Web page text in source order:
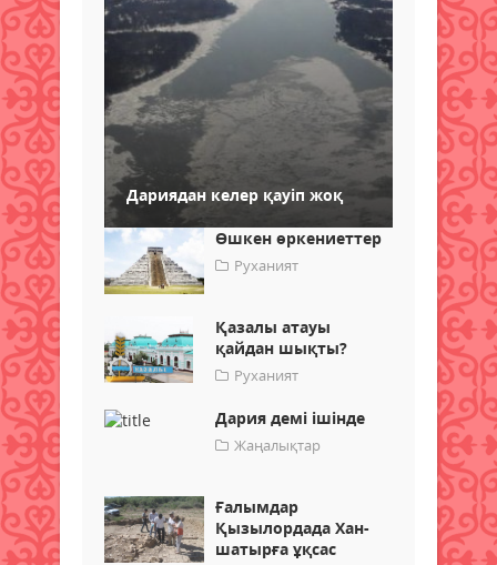
Дариядан келер қауіп жоқ
Өшкен өркениеттер
Руханият
Қазалы атауы
қайдан шықты?
Руханият
Дария демі ішінде
Жаңалықтар
Ғалымдар
Қызылордада Хан-
шатырға ұқсас